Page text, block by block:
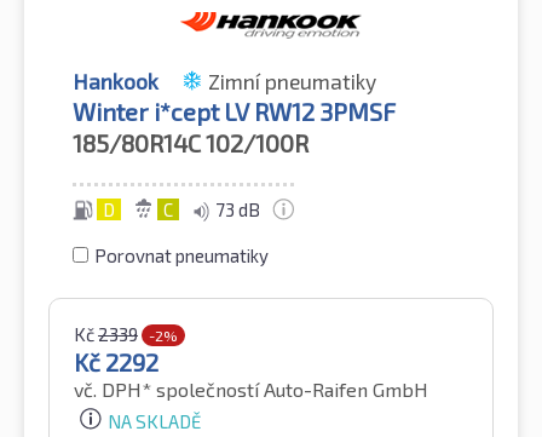
Hankook Zimní pneumatiky
Winter i*cept LV RW12 3PMSF
185/80R14C102/100R
D C 73 dB
Porovnat pneumatiky
Kč2339 -2%
Kč 2292
vč. DPH* společností Auto-Raifen GmbH
NA SKLADĚ